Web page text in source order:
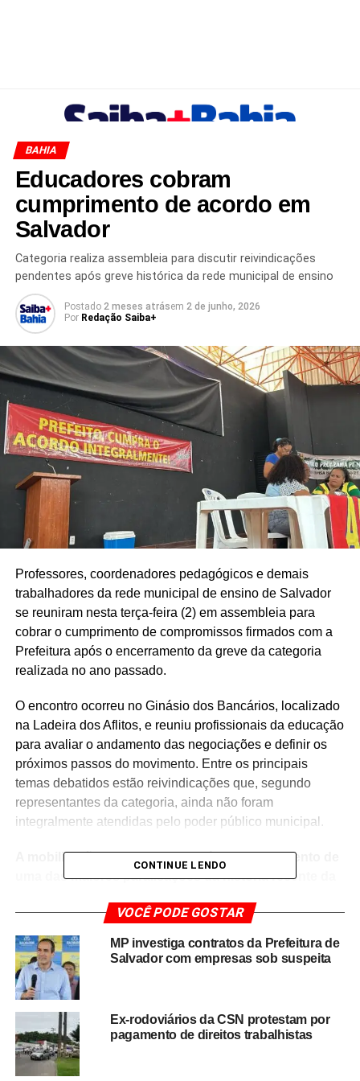
BAHIA
Educadores cobram
cumprimento de acordo em
Salvador
Categoria realiza assembleia para discutir reivindicações
pendentes após greve histórica da rede municipal de ensino
Postado 2 meses atrásem 2 de junho, 2026
Por Redação Saiba+
Professores, coordenadores pedagógicos e demais
trabalhadores da rede municipal de ensino de Salvador
se reuniram nesta terça-feira (2) em assembleia para
cobrar o cumprimento de compromissos firmados com a
Prefeitura após o encerramento da greve da categoria
realizada no ano passado.
O encontro ocorreu no Ginásio dos Bancários, localizado
na Ladeira dos Aflitos, e reuniu profissionais da educação
para avaliar o andamento das negociações e definir os
próximos passos do movimento. Entre os principais
temas debatidos estão reivindicações que, segundo
representantes da categoria, ainda não foram
integralmente atendidas pelo poder público municipal.
A mobilização ocorre meses após o encerramento de
uma das maiores paralisações da história recente da
por mais de 70 dias e impactou o calendário escolar
da capital baiana.
De acordo com lideranças do movimento, a suspensão
da greve foi resultado de um acordo construído durante
a administração municipal. Agora, os profissionais
afirmam que aguardam o cumprimento dos pontos
pactuados para garantir avanços nas condições de
CONTINUE LENDO
VOCÊ PODE GOSTAR
MP investiga contratos da Prefeitura de
Salvador com empresas sob suspeita
Ex-rodoviários da CSN protestam por
pagamento de direitos trabalhistas